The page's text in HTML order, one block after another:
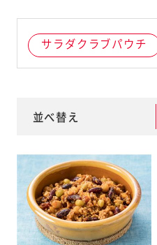
サラダクラブパウチ
並べ替え